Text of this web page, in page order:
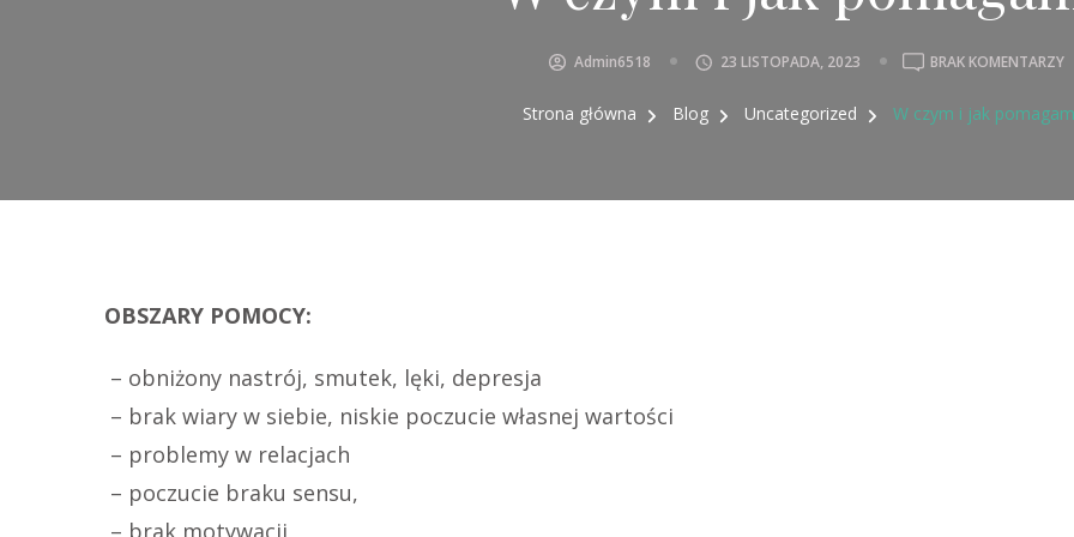
Admin6518 23 LISTOPADA, 2023 BRAK KOMENTARZY
Strona główna Blog Uncategorized W czym i jak
OBSZARY POMOCY:
– obniżony nastrój, smutek, lęki, depresja
– brak wiary w siebie, niskie poczucie własnej wartości
– problemy w relacjach
– poczucie braku sensu,
– brak motywacji